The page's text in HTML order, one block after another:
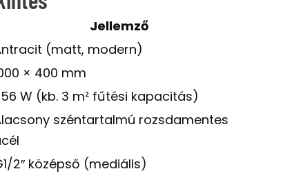
Jellemző
(matt, modern)
× 400 mm
W (kb. 3 m² fűtési kapacitás)
széntartalmú rozsdamentes
2″ középső (mediális)